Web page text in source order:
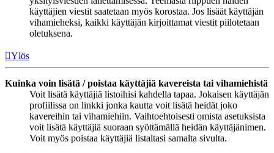
käyttäjien viestit saatetaan myös korostaa. Jos lisäät käyttäjän
vihamieheksi, kaikki käyttäjän kirjoittamat viestit piilotetaan
oletuksena.
Ylös
Kuinka voin lisätä / poistaa käyttäjiä kavereista tai vihamiehistä
Voit lisätä käyttäjiä listoihisi kahdella tapaa. Jokaisen käyttäjän
profiilissa on linkki jonka kautta voit lisätä heidät joko
kavereihin tai vihamiehiin. Vaihtoehtoisesti omista asetuksista
voit lisätä käyttäjiä suoraan syöttämällä heidän käyttäjänimen.
Voit myös poistaa käyttäjiä listaltasi samalta sivulta.